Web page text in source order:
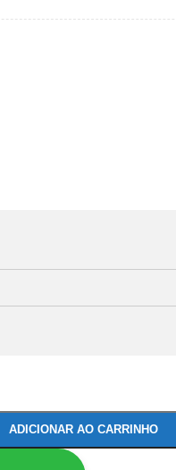
ADICIONAR AO CARRINHO